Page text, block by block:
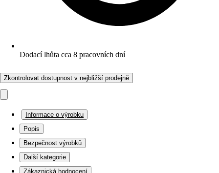
Dodací lhůta cca 8 pracovních dní
Zkontrolovat dostupnost v nejbližší prodejně
Informace o výrobku
Popis
Bezpečnost výrobků
Další kategorie
Zákaznická hodnocení